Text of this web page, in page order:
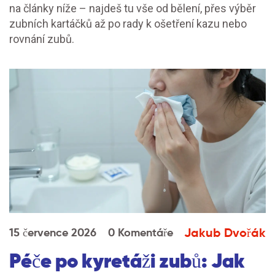
na články níže – najdeš tu vše od bělení, přes výběr
zubních kartáčků až po rady k ošetření kazu nebo
rovnání zubů.
15 července 2026 0 Komentáře Jakub Dvořák
Péče po kyretáži zubů: Jak